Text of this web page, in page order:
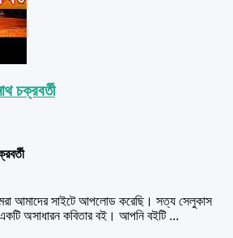
চক্রবর্তী
আমাদের সাইটে আপলোড করেছি। সত্য সেলুকাস
একটি অসাধারন কবিতার বই। আপনি বইটি ...